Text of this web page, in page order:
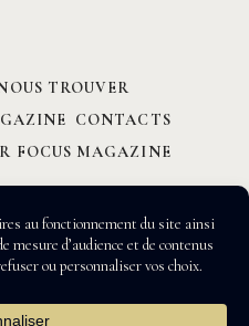
TROUVER
CONTACTS
FOCUS MAGAZINE
FOCUS MAGAZINE